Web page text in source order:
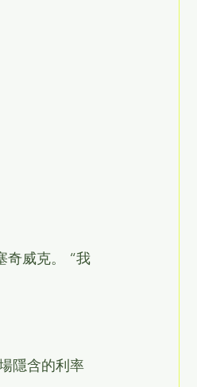
威克。 “我
隱含的利率